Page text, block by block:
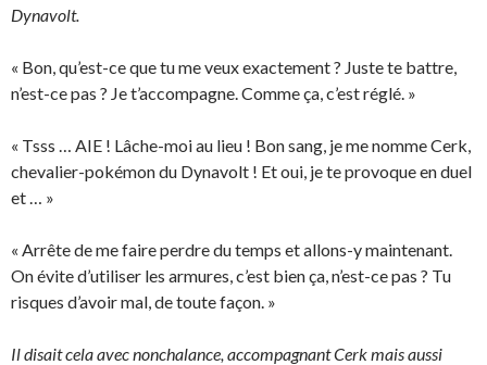
Dynavolt.
« Bon, qu’est-ce que tu me veux exactement ? Juste te battre,
n’est-ce pas ? Je t’accompagne. Comme ça, c’est réglé. »
« Tsss … AIE ! Lâche-moi au lieu ! Bon sang, je me nomme Cerk,
chevalier-pokémon du Dynavolt ! Et oui, je te provoque en duel
et … »
« Arrête de me faire perdre du temps et allons-y maintenant.
On évite d’utiliser les armures, c’est bien ça, n’est-ce pas ? Tu
risques d’avoir mal, de toute façon. »
Il disait cela avec nonchalance, accompagnant Cerk mais aussi